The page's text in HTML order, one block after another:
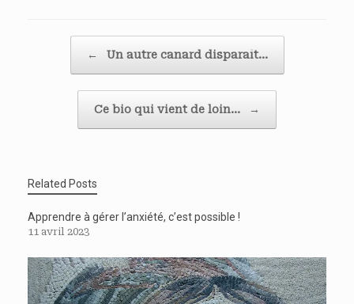
← Un autre canard disparaît…
Ce bio qui vient de loin… →
Related Posts
Apprendre à gérer l’anxiété, c’est possible !
11 avril 2023